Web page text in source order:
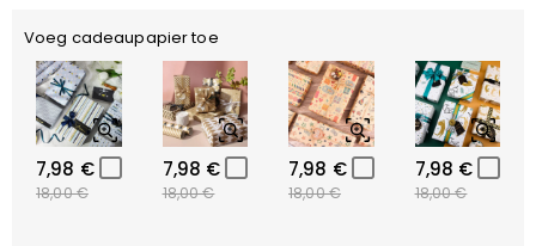
Voeg cadeaupapier toe
7,98 €
18,00 €
7,98 €
18,00 €
7,98 €
18,00 €
7,98 €
18,00 €